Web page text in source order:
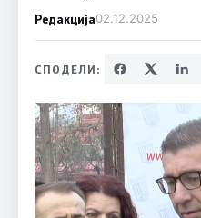
Редакција02.12.2025
СПОДЕЛИ: